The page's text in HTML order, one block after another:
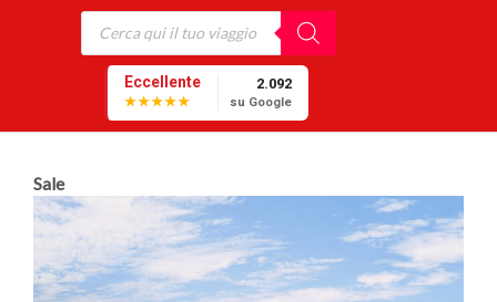
Eccellente
★★★★★
2.092
su Google
Sale